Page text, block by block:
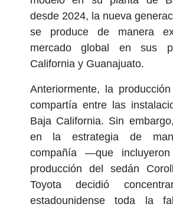
desde 2024, la nueva
se produce de manera
mercado global en sus
California y Guanajuato.
Anteriormente, la
compartía entre las
Baja California. Sin
en la estrategia de
compañía —que
producción del sedán
Toyota decidió
estadounidense toda la